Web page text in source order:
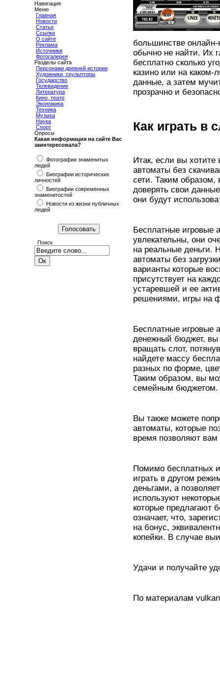
Навигация
Меню
Главная
Новости
Статьи
Ссылки
О сайте
Реклама
Источники
Фотогалерея
Разделы сайта
Персонажи древней истории
Художники, скульпторы
Государство
Телевидение
Литература
Кино, театр
Экономика
Техника
Музыка
Наука
Спорт
Опросы
Какая информация на сайте Вас
заинтересовала?
Фотографии знаменитых
людей
Биографии исторических
личностей
Биографии современных
знаменитостей
Новости из жизни публичных
людей
Поиск
большинстве онлайн-
обычно не найти. Их
бесплатно сколько
казино или на каком-
данные, а затем
прозрачно и
Как играть в
Итак, если вы хотите
автоматы без
сети. Таким образом,
доверять свои
они будут
Бесплатные игровые
увлекательны, они
на реальные деньги.
автоматы без
варианты которые
присутствует на
устаревшей и ее
решениями, игры на
Бесплатные игровые
денежный бюджет, вы
вращать слот,
найдете массу
разных по форме,
Таким образом, вы
семейным бюджетом.
Вы также можете
автоматы, которые
время позволяют вам
Помимо бесплатных
играть в другом
деньгами, а
используют
которые предлагают
означает, что,
на бонус,
копейки. В случае
Удачи и получайте
По материалам